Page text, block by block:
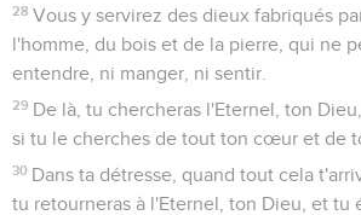
28 Vous y servirez des dieux fabriqués
l'homme, du bois et de la pierre, qui ne
entendre, ni manger, ni sentir.
29 De là, tu chercheras l'Eternel, ton
si tu le cherches de tout ton cœur et de
30 Dans ta détresse, quand tout cela
tu retourneras à l'Eternel, ton Dieu, et tu